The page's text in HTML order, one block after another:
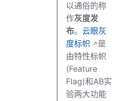
以通俗的称
作灰度发
布。云眼灰
度标帜
是
由特性标帜
(Feature
Flag)和AB实
验两大功能